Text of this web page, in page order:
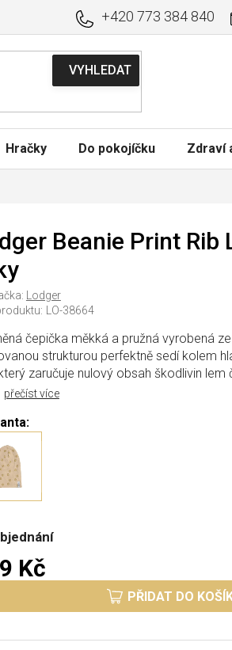
+420 773 384 840
Hračky Do pokojíčku Zdraví
Beanie Print Rib
Lodger
LO-38664
čepička měkká a pružná vyrobená
strukturou perfektně sedí kolem
zaručuje nulový obsah škodlivin
přečíst více
Kč
PŘIDAT DO